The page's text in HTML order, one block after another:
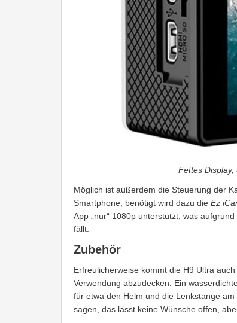
Fettes Display,
Möglich ist außerdem die Steuerung der
Smartphone, benötigt wird dazu die Ez
App „nur“ 1080p unterstützt, was
fällt.
Zubehör
Erfreulicherweise kommt die H9 Ultra
Verwendung abzudecken. Ein
für etwa den Helm und die Lenkstange
sagen, das lässt keine Wünsche offen,